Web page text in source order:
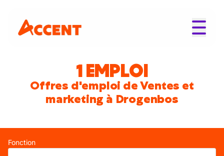
1 EMPLOI
Offres d'emploi de Ventes et
marketing à Drogenbos
Fonction